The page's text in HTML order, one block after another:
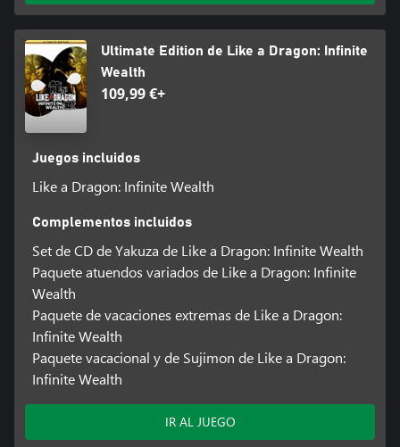
Ultimate Edition de Like a Dragon: Infinite
Wealth
109,99 €+
Juegos incluidos
Like a Dragon: Infinite Wealth
Complementos incluidos
Set de CD de Yakuza de Like a Dragon: Infinite Wealth
Paquete atuendos variados de Like a Dragon: Infinite
Wealth
Paquete de vacaciones extremas de Like a Dragon:
Infinite Wealth
Paquete vacacional y de Sujimon de Like a Dragon:
Infinite Wealth
IR AL JUEGO